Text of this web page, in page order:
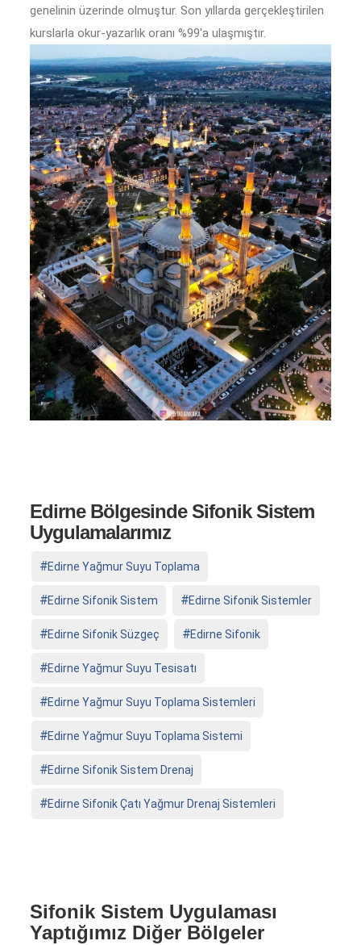
genelinin üzerinde olmuştur. Son yıllarda gerçekleştirilen
kurslarla okur-yazarlık oranı %99'a ulaşmıştır.
Edirne Bölgesinde Sifonik Sistem
Uygulamalarımız
Edirne Yağmur Suyu Toplama
Edirne Sifonik Sistem Edirne Sifonik Sistemler
Edirne Sifonik Süzgeç Edirne Sifonik
Edirne Yağmur Suyu Tesisatı
Edirne Yağmur Suyu Toplama Sistemleri
Edirne Yağmur Suyu Toplama Sistemi
Edirne Sifonik Sistem Drenaj
Edirne Sifonik Çatı Yağmur Drenaj Sistemleri
Sifonik Sistem Uygulaması
Yaptığımız Diğer Bölgeler